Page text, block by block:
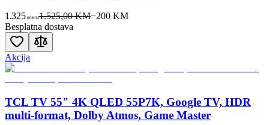
1.325 00KM1.525,00 KM−200KM
Besplatna dostava
Akcija
TCL TV 55" 4K QLED 55P7K, Google TV, HDR
multi-format, Dolby Atmos, Game Master